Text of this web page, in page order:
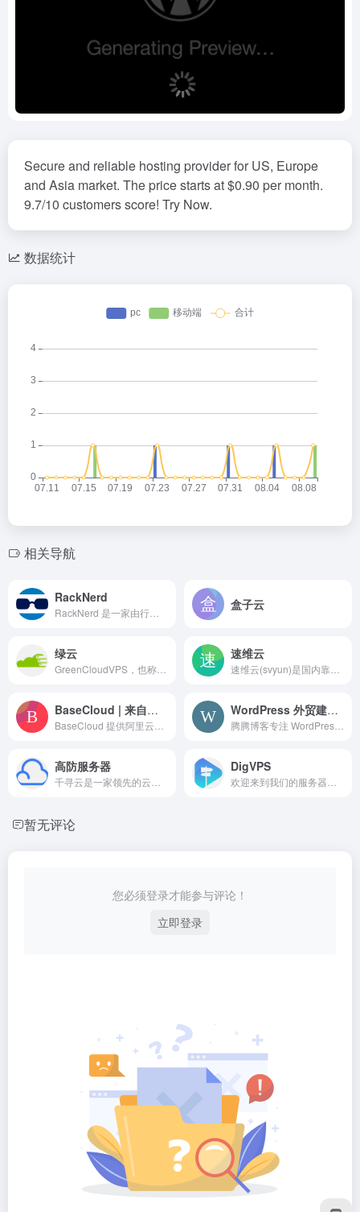
Secure and reliable hosting provider for US, Europe
and Asia market. The price starts at $0.90 per month.
9.7/10 customers score! Try Now.
数据统计
相关导航
RackNerd 盒子云
绿云 速维云
BaseCloud | 来自新加坡的专业VPS聚合平台 WordPress 外贸建站主机推荐与实战教程
高防服务器 DigVPS
暂无评论
您必须登录才能参与评论！
立即登录